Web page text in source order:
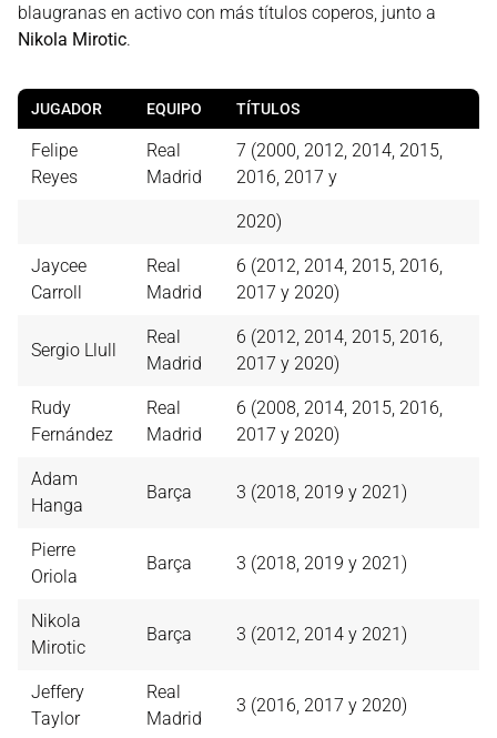
blaugranas en activo con más títulos coperos, junto a
Nikola Mirotic.
JUGADOR EQUIPO TÍTULOS
Felipe
Reyes
Real
Madrid
7 (2000, 2012, 2014, 2015,
2016, 2017 y
2020)
Jaycee
Carroll
Real
Madrid
6 (2012, 2014, 2015, 2016,
2017 y 2020)
Sergio Llull
Real
Madrid
6 (2012, 2014, 2015, 2016,
2017 y 2020)
Rudy
Fernández
Real
Madrid
6 (2008, 2014, 2015, 2016,
2017 y 2020)
Adam
Hanga
Barça 3 (2018, 2019 y 2021)
Pierre
Oriola
Barça 3 (2018, 2019 y 2021)
Nikola
Mirotic
Barça 3 (2012, 2014 y 2021)
Jeffery
Taylor
Real
Madrid
3 (2016, 2017 y 2020)